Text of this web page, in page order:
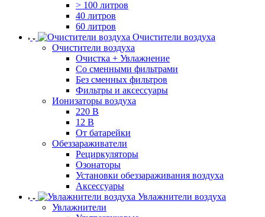
> 100 литров
40 литров
60 литров
Очистители воздуха
Очистители воздуха
Очистка + Увлажнение
Cо сменными фильтрами
Без сменных фильтров
Фильтры и аксессуары
Ионизаторы воздуха
220 В
12 В
От батарейки
Обеззараживатели
Рециркуляторы
Озонаторы
Установки обеззараживания воздуха
Аксессуары
Увлажнители воздуха
Увлажнители